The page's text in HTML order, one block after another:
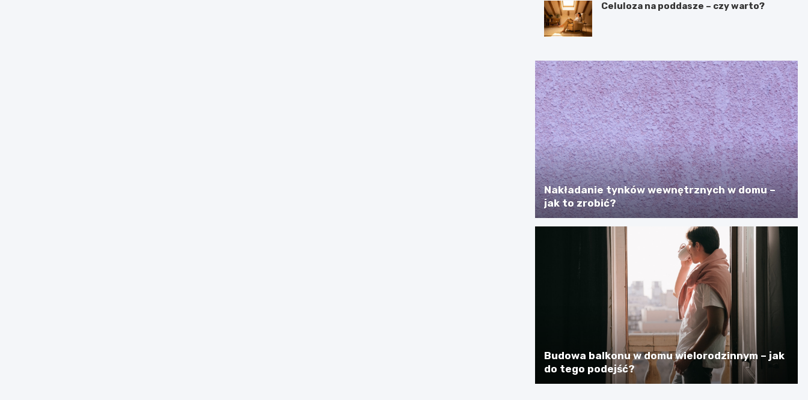
Celuloza na poddasze – czy warto?
Nakładanie tynków wewnętrznych w domu –
jak to zrobić?
Budowa balkonu w domu wielorodzinnym – jak
do tego podejść?